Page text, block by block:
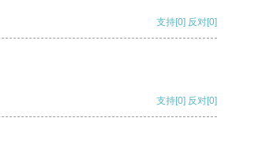
支持[0] 反对[0]
支持[0] 反对[0]